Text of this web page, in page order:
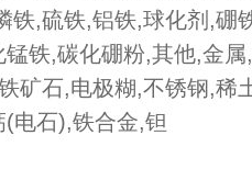
铁,硫铁,铝铁,球化剂,硼
铁,碳化硼粉,其他,金
矿石,电极糊,不锈钢,稀
电石),铁合金,钽